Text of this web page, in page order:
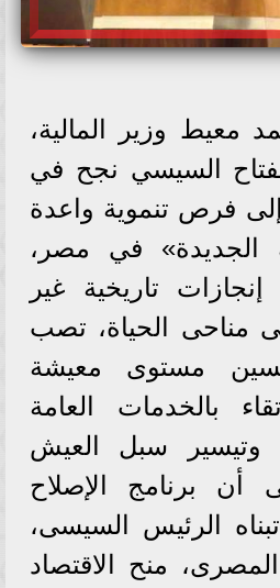
معيط وزير المالية،
السيسي نجح في
فرص تنموية واعدة
الجديدة» في مصر،
تاريخية غير
مناحى الحياة، تصب
مستوى معيشة
بالخدمات العامة
وتيسير سبل العيش
أن برنامج الإصلاح
الرئيس السيسى،
منح الاقتصاد